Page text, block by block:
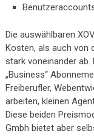
Die auswählbaren
Kosten, als auch von
stark voneinander ab.
„Business“
Freiberufler,
arbeiten, kleinen
Diese beiden
Gmbh bietet aber